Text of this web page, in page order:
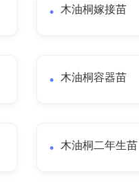
木油桐嫁接苗
木油桐容器苗
木油桐二年生苗